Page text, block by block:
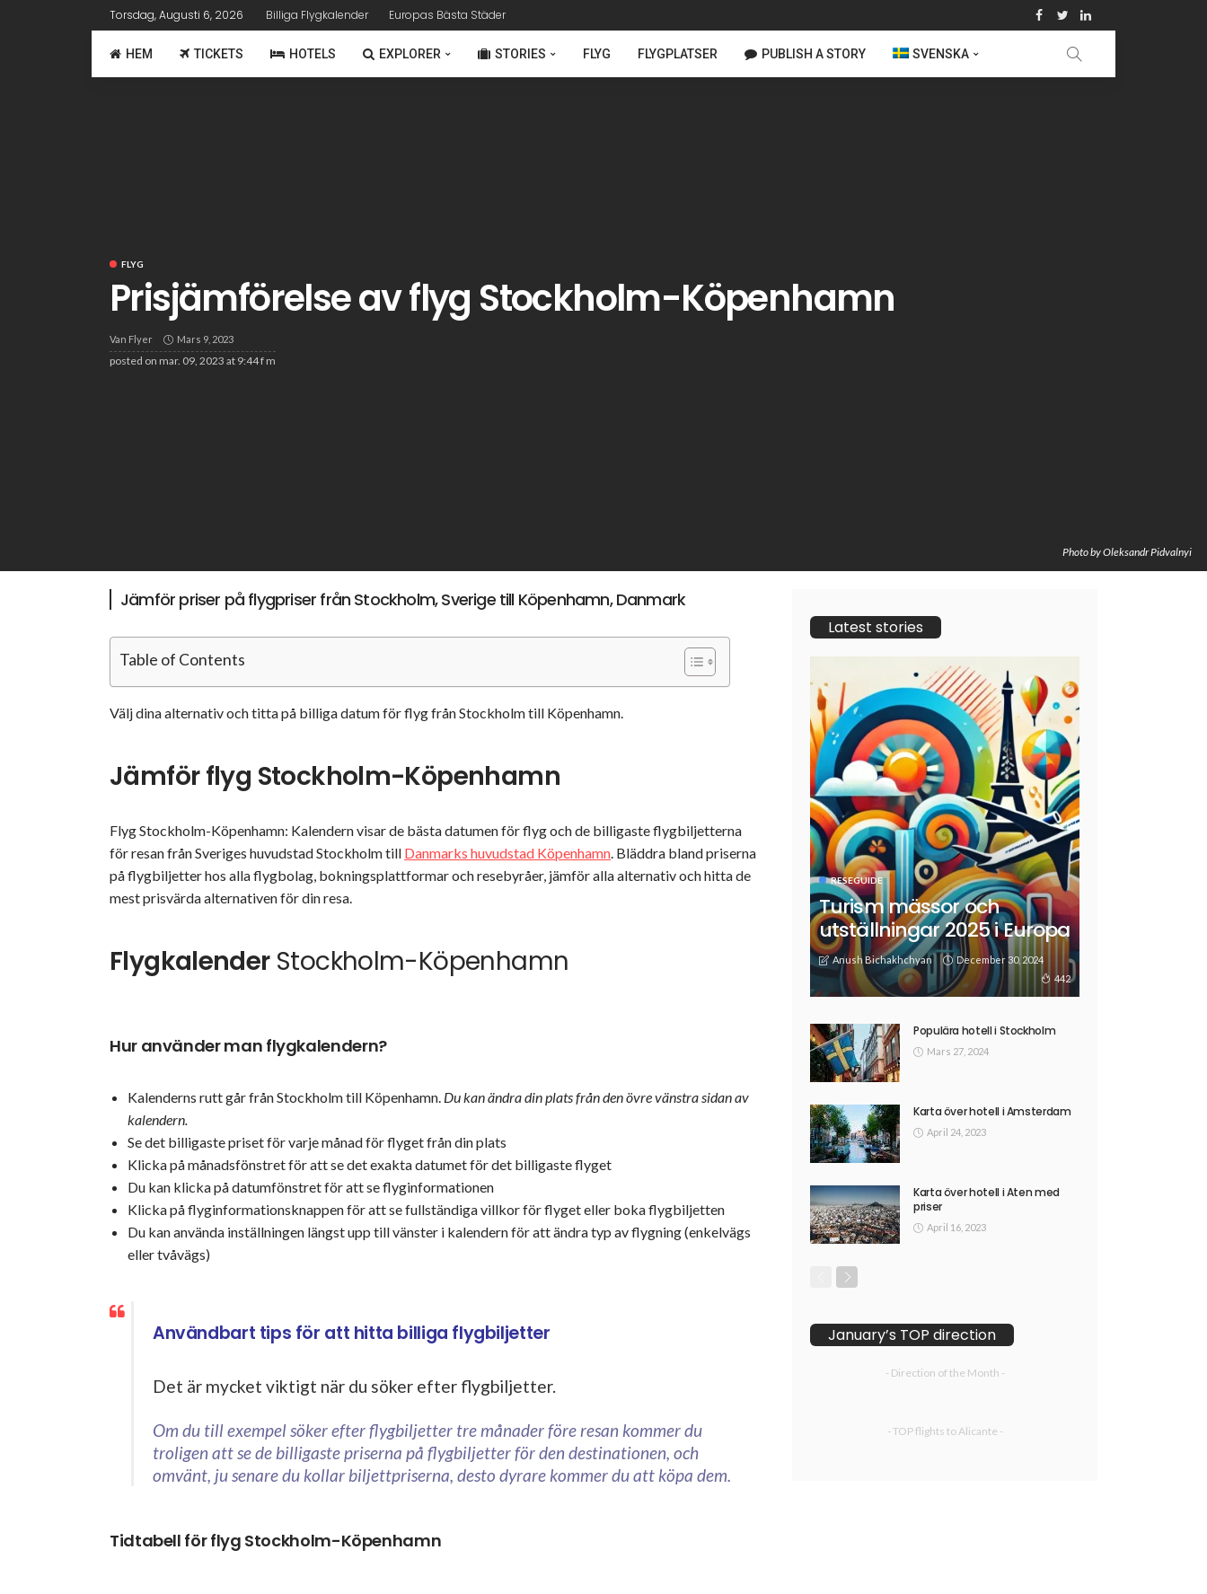
Torsdag, Augusti 6, 2026 Billiga Flygkalender Europas Bästa Städer
HEM TICKETS HOTELS EXPLORER STORIES FLYG FLYGPLATSER PUBLISH A STORY SVENSKA
FLYG
Prisjämförelse av flyg Stockholm-Köpenhamn
Van Flyer Mars 9, 2023
posted on mar. 09, 2023 at 9:44 f m
Photo by Oleksandr Pidvalnyi
Jämför priser på flygpriser från Stockholm, Sverige till Köpenhamn, Danmark
Table of Contents
Välj dina alternativ och titta på billiga datum för flyg från Stockholm till Köpenhamn.
Jämför flyg Stockholm-Köpenhamn
Flyg Stockholm-Köpenhamn: Kalendern visar de bästa datumen för flyg och de billigaste flygbiljetterna
för resan från Sveriges huvudstad Stockholm till Danmarks huvudstad Köpenhamn. Bläddra bland priserna
på flygbiljetter hos alla flygbolag, bokningsplattformar och resebyråer, jämför alla alternativ och hitta de
mest prisvärda alternativen för din resa.
Flygkalender Stockholm-Köpenhamn
Hur använder man flygkalendern?
Kalenderns rutt går från Stockholm till Köpenhamn. Du kan ändra din plats från den övre vänstra sidan av
kalendern.
Se det billigaste priset för varje månad för flyget från din plats
Klicka på månadsfönstret för att se det exakta datumet för det billigaste flyget
Du kan klicka på datumfönstret för att se flyginformationen
Klicka på flyginformationsknappen för att se fullständiga villkor för flyget eller boka flygbiljetten
Du kan använda inställningen längst upp till vänster i kalendern för att ändra typ av flygning (enkelvägs
eller tvåvägs)
Användbart tips för att hitta billiga flygbiljetter
Det är mycket viktigt när du söker efter flygbiljetter.
Om du till exempel söker efter flygbiljetter tre månader före resan kommer du
troligen att se de billigaste priserna på flygbiljetter för den destinationen, och
omvänt, ju senare du kollar biljettpriserna, desto dyrare kommer du att köpa dem.
Tidtabell för flyg Stockholm-Köpenhamn
Latest stories
RESEGUIDE
Turism mässor och
utställningar 2025 i Europa
Anush Bichakhchyan
December 30, 2024
442
Populära hotell i Stockholm
Mars 27, 2024
Karta över hotell i Amsterdam
April 24, 2023
Karta över hotell i Aten med
priser
April 16, 2023
January’s TOP direction
- Direction of the Month -
- TOP flights to Alicante -